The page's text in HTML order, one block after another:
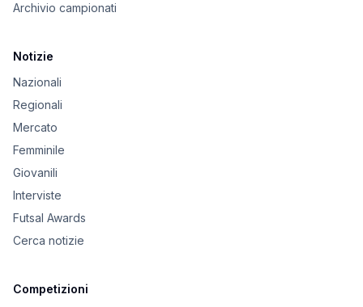
Archivio campionati
Notizie
Nazionali
Regionali
Mercato
Femminile
Giovanili
Interviste
Futsal Awards
Cerca notizie
Competizioni